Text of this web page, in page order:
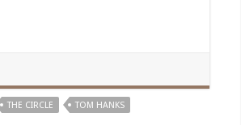
THE CIRCLE TOM HANKS